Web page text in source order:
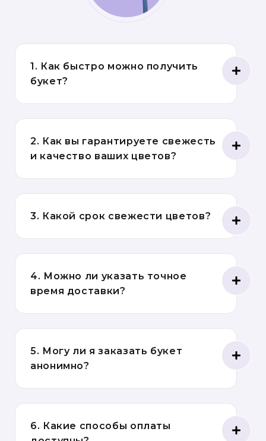
1. Как быстро можно получить
букет?
2. Как вы гарантируете свежесть
и качество ваших цветов?
3. Какой срок свежести цветов?
4. Можно ли указать точное
время доставки?
5. Могу ли я заказать букет
анонимно?
6. Какие способы оплаты